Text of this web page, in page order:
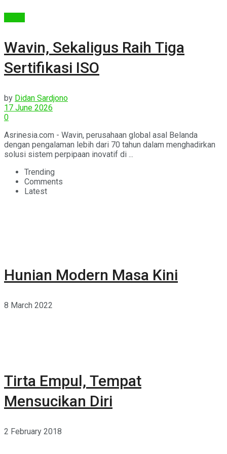
Wavin, Sekaligus Raih Tiga
Sertifikasi ISO
by Didan Sardjono
17 June 2026
0
Asrinesia.com - Wavin, perusahaan global asal Belanda
dengan pengalaman lebih dari 70 tahun dalam menghadirkan
solusi sistem perpipaan inovatif di ...
Trending
Comments
Latest
Hunian Modern Masa Kini
8 March 2022
Tirta Empul, Tempat
Mensucikan Diri
2 February 2018